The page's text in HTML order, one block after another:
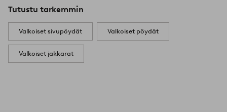
Tutustu tarkemmin
Valkoiset sivupöydät Valkoiset pöydät
Valkoiset jakkarat